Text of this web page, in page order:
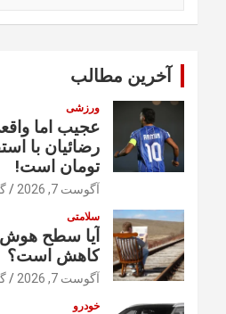
آخرین مطالب
ورزشی
عجیب اما
تومان است!
آگوست 7, 2026
سلامتی
آیا سطح هوش
کاهش است؟
آگوست 7, 2026
خودرو